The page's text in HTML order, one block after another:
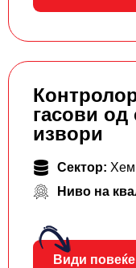
гасови од
извори
Сектор:
Ниво на
Види повеќе